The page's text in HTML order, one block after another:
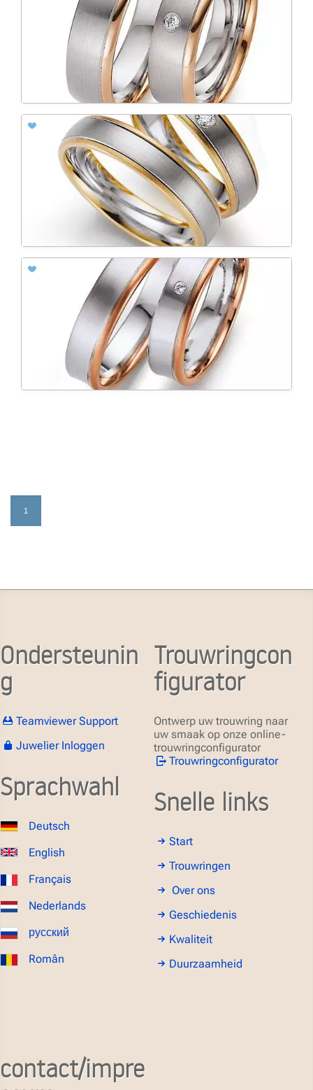
1
Ondersteunin
g
Teamviewer Support
Juwelier Inloggen
Sprachwahl
Deutsch
English
Français
Nederlands
русский
Român
Trouwringcon
figurator
Ontwerp uw trouwring naar
uw smaak op onze online-
trouwringconfigurator
Trouwringconfigurator
Snelle links
Start
Trouwringen
Over ons
Geschiedenis
Kwaliteit
Duurzaamheid
contact/impre